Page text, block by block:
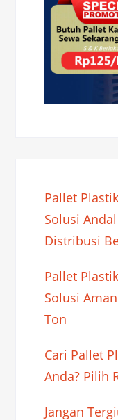
Pallet
Solusi
Distribusi
Pallet
Solusi
Ton
Cari Pallet
Anda? Pilih
Jangan